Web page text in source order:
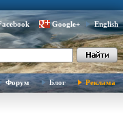
Google+ English
Форум Блог Реклама